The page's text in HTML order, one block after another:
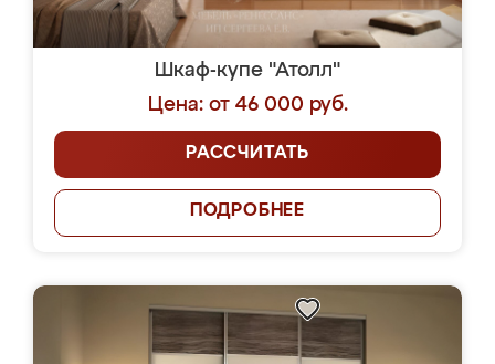
Шкаф-купе "Атолл"
Цена: от 46 000 руб.
РАССЧИТАТЬ
ПОДРОБНЕЕ